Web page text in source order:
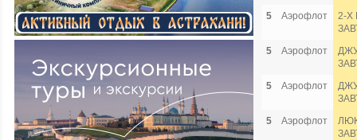
5
Аэрофлот
2-Х
5
Аэрофлот
5
Аэрофлот
5
Аэрофлот